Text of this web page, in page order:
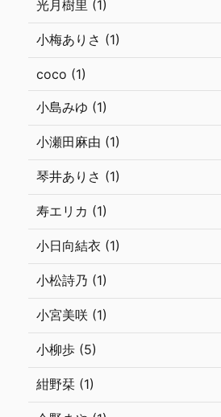
光月樹里 (1)
小梅ありさ (1)
coco (1)
小島みゆ (1)
小瀬田麻由 (1)
琴井ありさ (1)
寿エリカ (1)
小日向結衣 (1)
小松詩乃 (1)
小宮美咲 (1)
小柳歩 (5)
紺野栞 (1)